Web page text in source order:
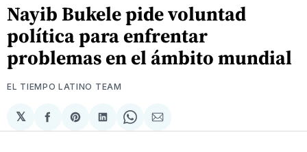
Nayib Bukele pide voluntad
política para enfrentar
problemas en el ámbito mundial
EL TIEMPO LATINO TEAM
𝕏
Compartir
en
Share
on
Compartir
en
Share
on
Compartir
via